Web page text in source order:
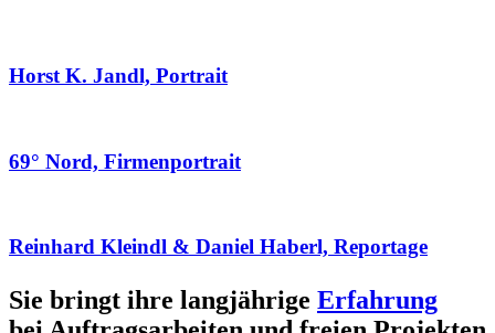
Horst K. Jandl, Portrait
69° Nord, Firmenportrait
Reinhard Kleindl & Daniel Haberl, Reportage
Sie bringt ihre langjährige Erfahrung